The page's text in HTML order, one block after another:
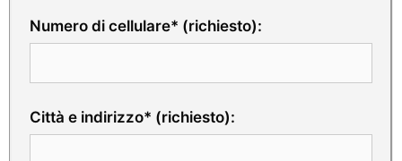
Numero di cellulare* (richiesto):
Città e indirizzo* (richiesto):